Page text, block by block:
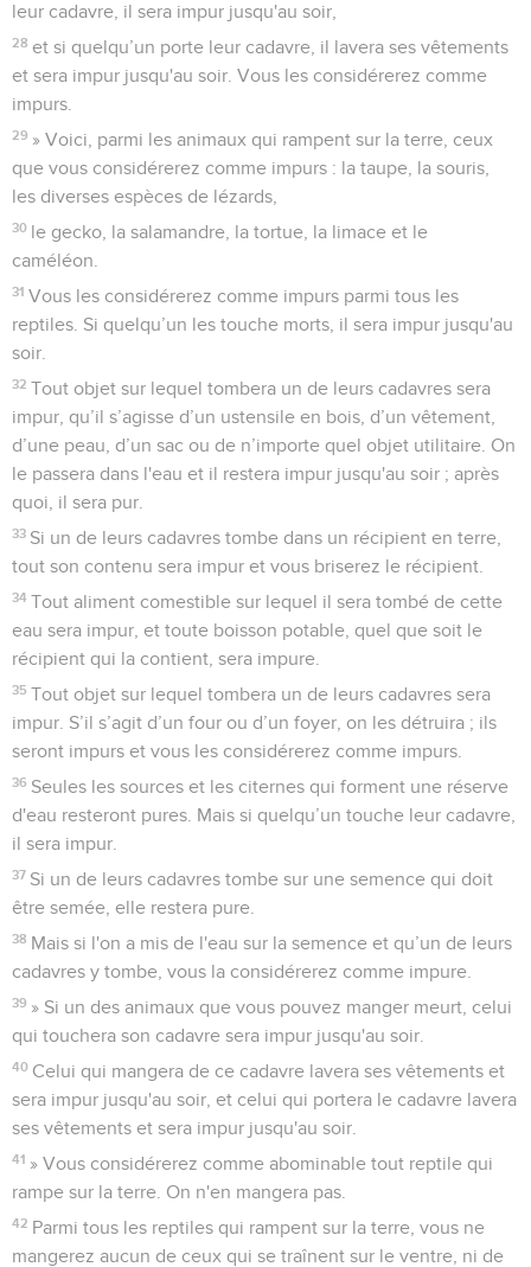
leur cadavre, il sera impur jusqu'au soir,
28 et si quelqu’un porte leur cadavre, il lavera ses vêtements
et sera impur jusqu'au soir. Vous les considérerez comme
impurs.
29 » Voici, parmi les animaux qui rampent sur la terre, ceux
que vous considérerez comme impurs : la taupe, la souris,
les diverses espèces de lézards,
30 le gecko, la salamandre, la tortue, la limace et le
caméléon.
31 Vous les considérerez comme impurs parmi tous les
reptiles. Si quelqu’un les touche morts, il sera impur jusqu'au
soir.
32 Tout objet sur lequel tombera un de leurs cadavres sera
impur, qu’il s’agisse d’un ustensile en bois, d’un vêtement,
d’une peau, d’un sac ou de n’importe quel objet utilitaire. On
le passera dans l'eau et il restera impur jusqu'au soir ; après
quoi, il sera pur.
33 Si un de leurs cadavres tombe dans un récipient en terre,
tout son contenu sera impur et vous briserez le récipient.
34 Tout aliment comestible sur lequel il sera tombé de cette
eau sera impur, et toute boisson potable, quel que soit le
récipient qui la contient, sera impure.
35 Tout objet sur lequel tombera un de leurs cadavres sera
impur. S’il s’agit d’un four ou d’un foyer, on les détruira ; ils
seront impurs et vous les considérerez comme impurs.
36 Seules les sources et les citernes qui forment une réserve
d'eau resteront pures. Mais si quelqu’un touche leur cadavre,
il sera impur.
37 Si un de leurs cadavres tombe sur une semence qui doit
être semée, elle restera pure.
38 Mais si l'on a mis de l'eau sur la semence et qu’un de leurs
cadavres y tombe, vous la considérerez comme impure.
39 » Si un des animaux que vous pouvez manger meurt, celui
qui touchera son cadavre sera impur jusqu'au soir.
40 Celui qui mangera de ce cadavre lavera ses vêtements et
sera impur jusqu'au soir, et celui qui portera le cadavre lavera
ses vêtements et sera impur jusqu'au soir.
41 » Vous considérerez comme abominable tout reptile qui
rampe sur la terre. On n'en mangera pas.
42 Parmi tous les reptiles qui rampent sur la terre, vous ne
mangerez aucun de ceux qui se traînent sur le ventre, ni de